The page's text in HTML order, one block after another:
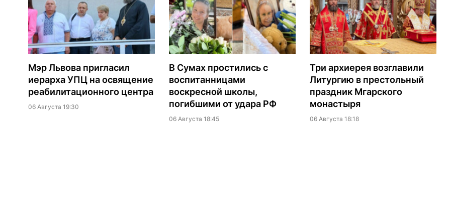
Мэр Львова пригласил
иерарха УПЦ на освящение
реабилитационного центра
06 Августа 19:30
В Сумах простились с
воспитанницами
воскресной школы,
погибшими от удара РФ
06 Августа 18:45
Три архиерея возглавили
Литургию в престольный
праздник Мгарского
монастыря
06 Августа 18:18